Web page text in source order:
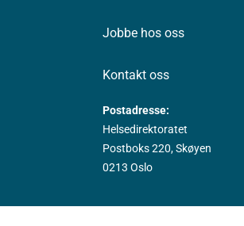
Jobbe hos oss
Kontakt oss
Postadresse:
Helsedirektoratet
Postboks 220, Skøyen
0213 Oslo